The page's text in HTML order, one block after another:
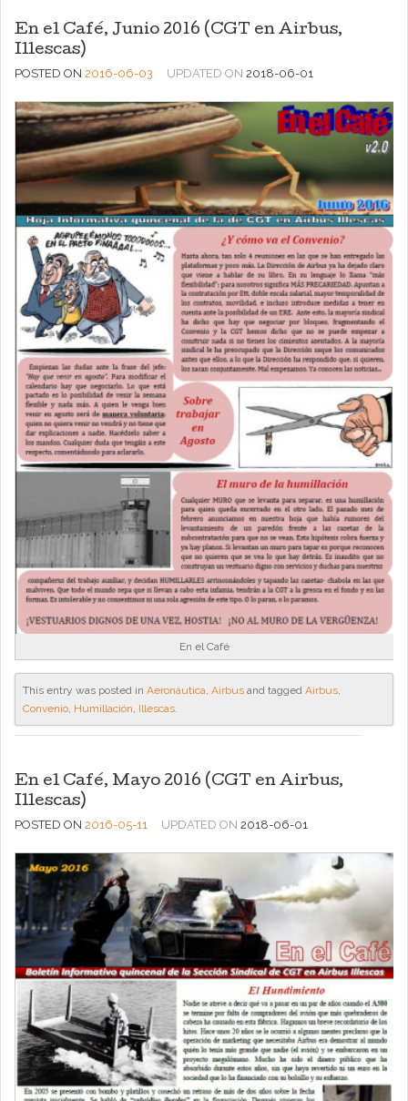
En el Café, Junio 2016 (CGT en Airbus,
Illescas)
POSTED ON 2016-06-03 UPDATED ON 2018-06-01
En el Café
This entry was posted in Aeronáutica Airbus and tagged Airbus
Convenio Humillación Illescas
En el Café, Mayo 2016 (CGT en Airbus,
Illescas)
POSTED ON 2016-05-11 UPDATED ON 2018-06-01